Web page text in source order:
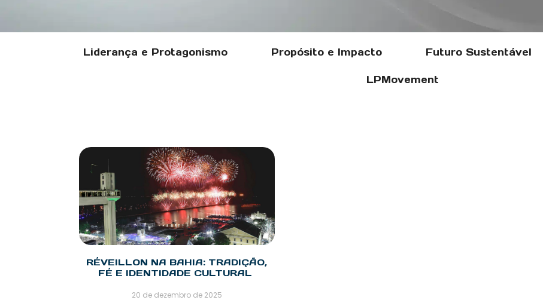
Liderança e Protagonismo Propósito e Impacto Futuro Sustentável
LPMovement
RÉVEILLON NA BAHIA: TRADIÇÃO,
FÉ E IDENTIDADE CULTURAL
20 de dezembro de 2025